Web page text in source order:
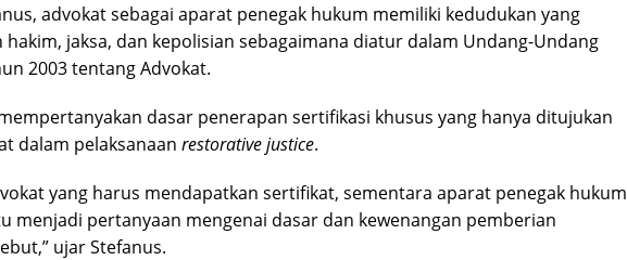
advokat sebagai aparat penegak hukum memiliki kedudukan yang
hakim, jaksa, dan kepolisian sebagaimana diatur dalam Undang-Undang
2003 tentang Advokat.
dasar penerapan sertifikasi khusus yang hanya ditujukan
dalam pelaksanaan restorative justice.
yang harus mendapatkan sertifikat, sementara aparat penegak hukum
menjadi pertanyaan mengenai dasar dan kewenangan pemberian
ujar Stefanus.